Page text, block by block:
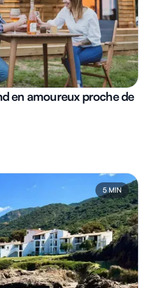
en amoureux proche de
5 MIN